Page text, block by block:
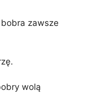
zawsze
wolą